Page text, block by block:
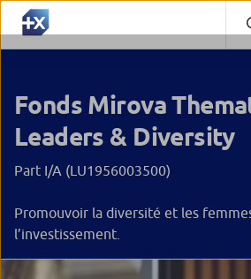
Fonds Mirova
Leaders & Diversity
Part I/A (LU1956003500)
Promouvoir la diversité et les
l’investissement.